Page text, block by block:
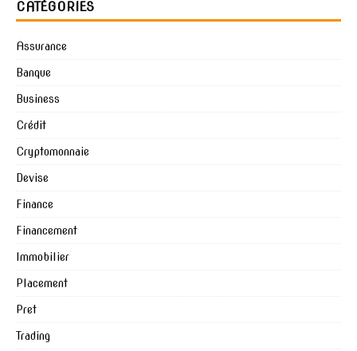
CATÉGORIES
Assurance
Banque
Business
Crédit
Cryptomonnaie
Devise
Finance
Financement
Immobilier
Placement
Pret
Trading